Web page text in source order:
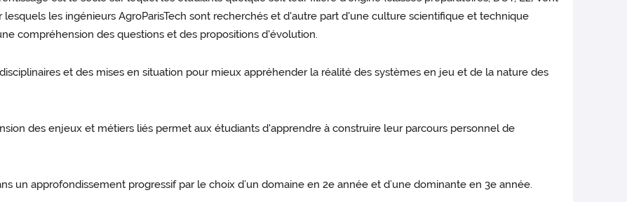
les ingénieurs AgroParisTech sont recherchés et d'autre part d'une culture scientifique et technique
compréhension des questions et des propositions d'évolution.
et des mises en situation pour mieux appréhender la réalité des systèmes en jeu et de la nature des
des enjeux et métiers liés permet aux étudiants d'apprendre à construire leur parcours personnel de
un approfondissement progressif par le choix d’un domaine en 2e année et d’une dominante en 3e année.